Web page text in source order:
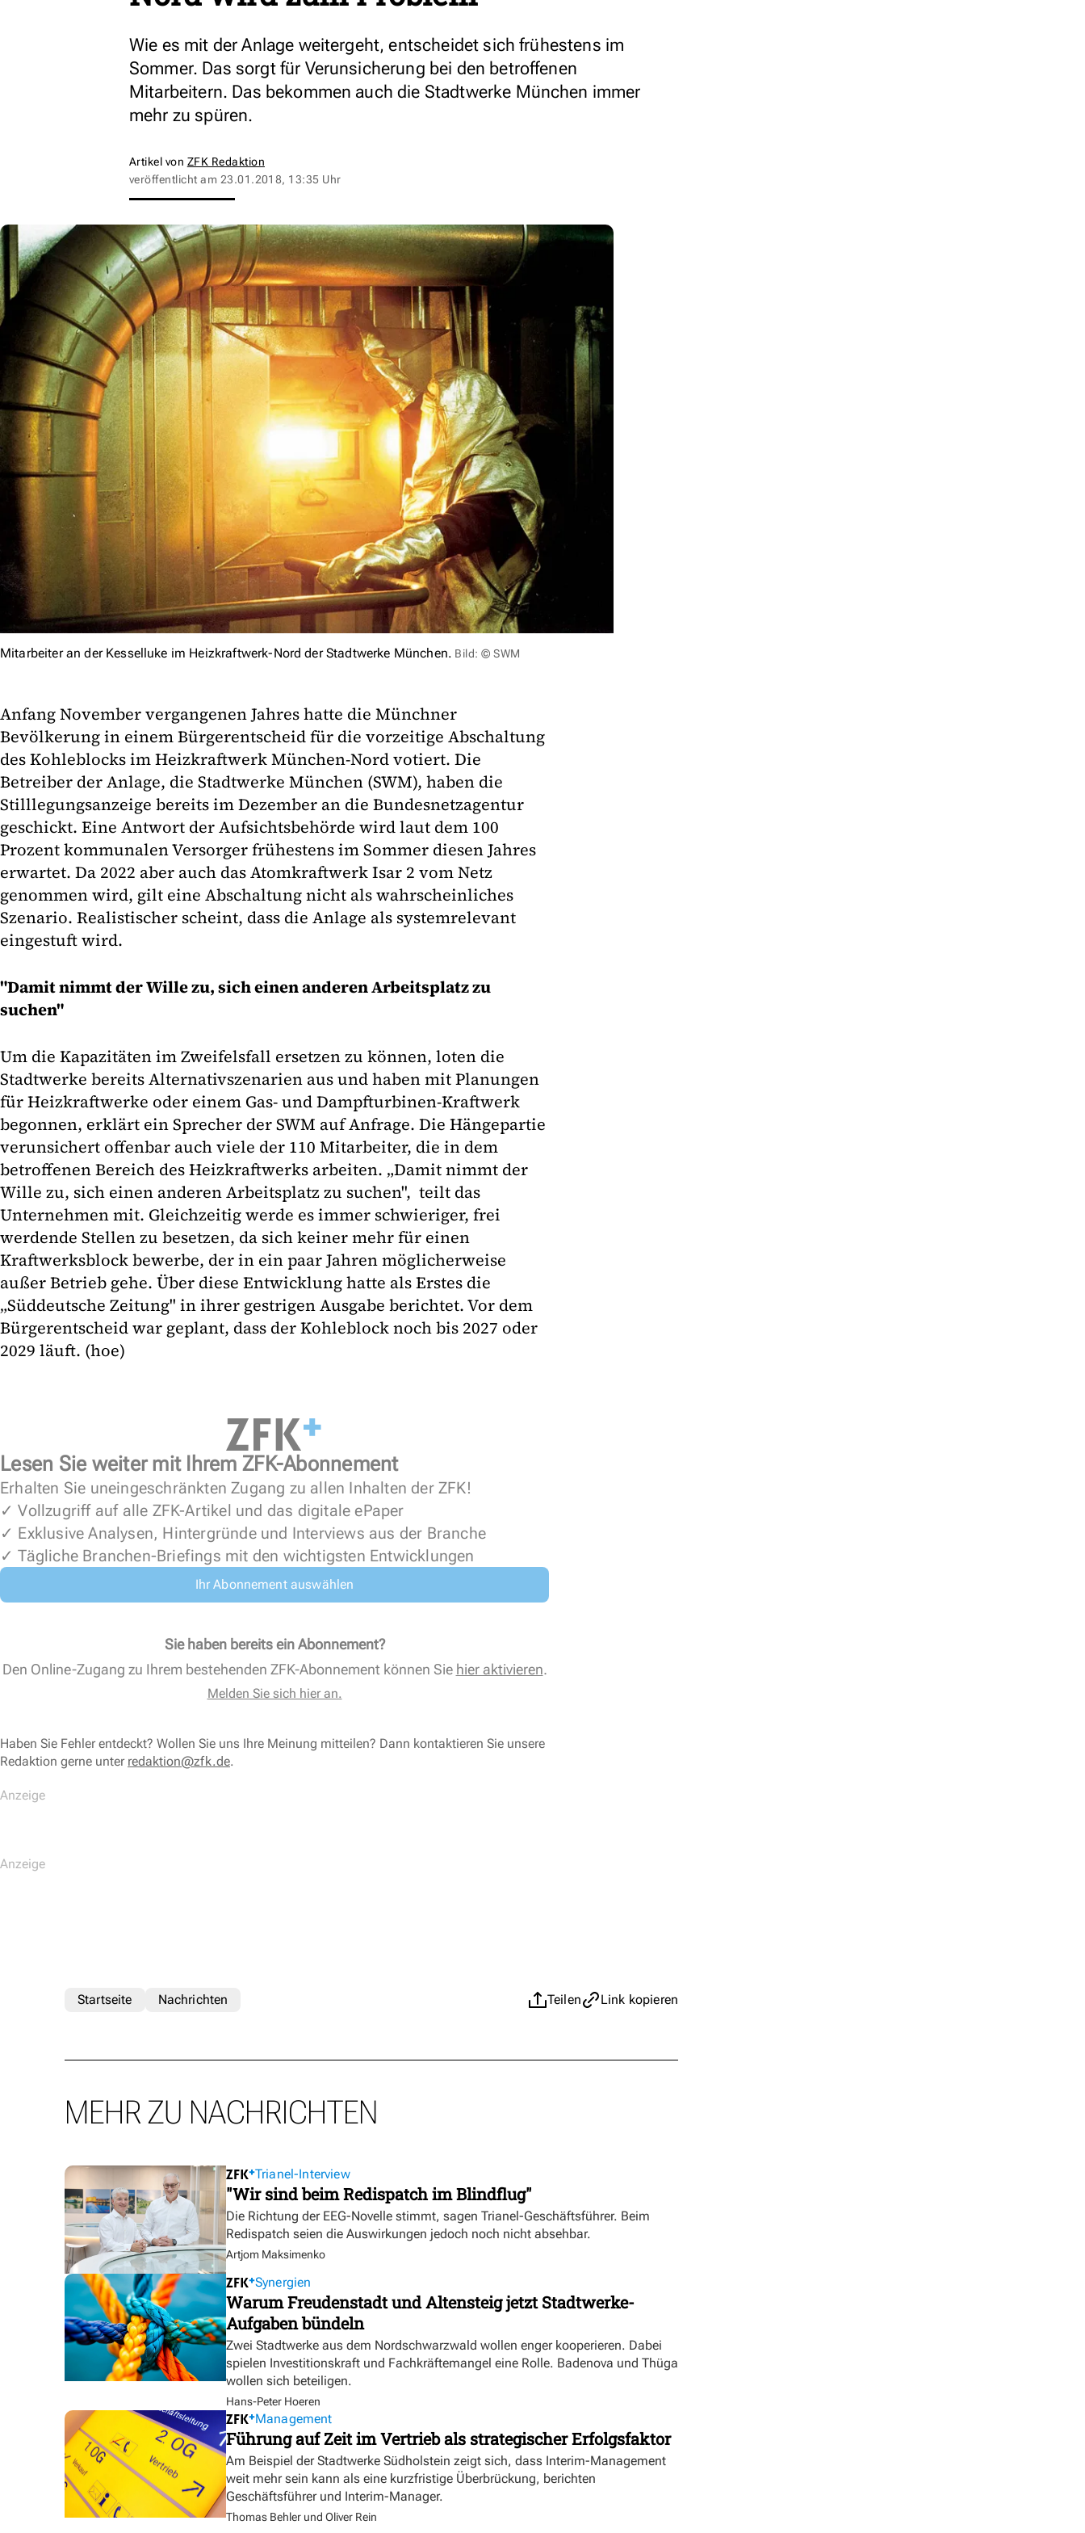
Wie es mit der Anlage weitergeht, entscheidet sich frühestens im
Sommer. Das sorgt für Verunsicherung bei den betroffenen
Mitarbeitern. Das bekommen auch die Stadtwerke München immer
mehr zu spüren.
Artikel von ZFK Redaktion
veröffentlicht am 23.01.2018, 13:35 Uhr
Mitarbeiter an der Kesselluke im Heizkraftwerk-Nord der Stadtwerke München. Bild: © SWM
Anfang November vergangenen Jahres hatte die Münchner
Bevölkerung in einem Bürgerentscheid für die vorzeitige Abschaltung
des Kohleblocks im Heizkraftwerk München-Nord votiert. Die
Betreiber der Anlage, die Stadtwerke München (SWM), haben die
Stilllegungsanzeige bereits im Dezember an die Bundesnetzagentur
geschickt. Eine Antwort der Aufsichtsbehörde wird laut dem 100
Prozent kommunalen Versorger frühestens im Sommer diesen Jahres
erwartet. Da 2022 aber auch das Atomkraftwerk Isar 2 vom Netz
genommen wird, gilt eine Abschaltung nicht als wahrscheinliches
Szenario. Realistischer scheint, dass die Anlage als systemrelevant
eingestuft wird.
"Damit nimmt der Wille zu, sich einen anderen Arbeitsplatz zu
suchen"
Um die Kapazitäten im Zweifelsfall ersetzen zu können, loten die
Stadtwerke bereits Alternativszenarien aus und haben mit Planungen
für Heizkraftwerke oder einem Gas- und Dampfturbinen-Kraftwerk
begonnen, erklärt ein Sprecher der SWM auf Anfrage. Die Hängepartie
verunsichert offenbar auch viele der 110 Mitarbeiter, die in dem
betroffenen Bereich des Heizkraftwerks arbeiten. „Damit nimmt der
Wille zu, sich einen anderen Arbeitsplatz zu suchen", teilt das
Unternehmen mit. Gleichzeitig werde es immer schwieriger, frei
werdende Stellen zu besetzen, da sich keiner mehr für einen
Kraftwerksblock bewerbe, der in ein paar Jahren möglicherweise
außer Betrieb gehe. Über diese Entwicklung hatte als Erstes die
„Süddeutsche Zeitung" in ihrer gestrigen Ausgabe berichtet. Vor dem
Bürgerentscheid war geplant, dass der Kohleblock noch bis 2027 oder
2029 läuft. (hoe)
Lesen Sie weiter mit Ihrem ZFK-Abonnement
Erhalten Sie uneingeschränkten Zugang zu allen Inhalten der ZFK!
✓ Vollzugriff auf alle ZFK-Artikel und das digitale ePaper
✓ Exklusive Analysen, Hintergründe und Interviews aus der Branche
✓ Tägliche Branchen-Briefings mit den wichtigsten Entwicklungen
Ihr Abonnement auswählen
Sie haben bereits ein Abonnement?
Den Online-Zugang zu Ihrem bestehenden ZFK-Abonnement können Sie hier aktivieren.
Melden Sie sich hier an.
Haben Sie Fehler entdeckt? Wollen Sie uns Ihre Meinung mitteilen? Dann kontaktieren Sie unsere
Redaktion gerne unter redaktion@zfk.de.
Teilen Link kopieren
Startseite Nachrichten
MEHR ZU NACHRICHTEN
Trianel-Interview
"Wir sind beim Redispatch im Blindflug"
Die Richtung der EEG-Novelle stimmt, sagen Trianel-Geschäftsführer. Beim
Redispatch seien die Auswirkungen jedoch noch nicht absehbar.
Artjom Maksimenko
Synergien
Warum Freudenstadt und Altensteig jetzt Stadtwerke-
Aufgaben bündeln
Zwei Stadtwerke aus dem Nordschwarzwald wollen enger kooperieren. Dabei
spielen Investitionskraft und Fachkräftemangel eine Rolle. Badenova und Thüga
wollen sich beteiligen.
Hans-Peter Hoeren
Management
Führung auf Zeit im Vertrieb als strategischer Erfolgsfaktor
Am Beispiel der Stadtwerke Südholstein zeigt sich, dass Interim-Management
weit mehr sein kann als eine kurzfristige Überbrückung, berichten
Geschäftsführer und Interim-Manager.
Thomas Behler und Oliver Rein